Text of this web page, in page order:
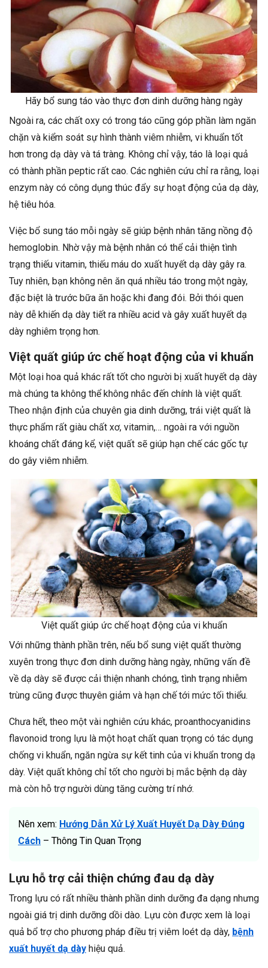
Hãy bổ sung táo vào thực đơn dinh dưỡng hàng ngày
Ngoài ra, các chất oxy có trong táo cũng góp phần làm ngăn
chặn và kiểm soát sự hình thành viêm nhiễm, vi khuẩn tốt
hơn trong dạ dày và tá tràng. Không chỉ vậy, táo là loại quả
có thành phần peptic rất cao. Các nghiên cứu chỉ ra rằng, loại
enzym này có công dụng thúc đẩy sự hoạt động của dạ dày,
hệ tiêu hóa.
Việc bổ sung táo mỗi ngày sẽ giúp bệnh nhân tăng nồng độ
hemoglobin. Nhờ vậy mà bệnh nhân có thể cải thiện tình
trạng thiếu vitamin, thiếu máu do xuất huyết dạ dày gây ra.
Tuy nhiên, bạn không nên ăn quá nhiều táo trong một ngày,
đặc biệt là trước bữa ăn hoặc khi đang đói. Bởi thói quen
này dễ khiến dạ dày tiết ra nhiều acid và gây xuất huyết dạ
dày nghiêm trọng hơn.
Việt quất giúp ức chế hoạt động của vi khuẩn
Một loại hoa quả khác rất tốt cho người bị xuất huyết dạ dày
mà chúng ta không thể không nhắc đến chính là việt quất.
Theo nhận định của chuyên gia dinh dưỡng, trái việt quất là
thực phẩm rất giàu chất xơ, vitamin,… ngoài ra với nguồn
khoáng chất đáng kể, việt quất sẽ giúp hạn chế các gốc tự
do gây viêm nhiễm.
Việt quất giúp ức chế hoạt động của vi khuẩn
Với những thành phần trên, nếu bổ sung việt quất thường
xuyên trong thực đơn dinh dưỡng hàng ngày, những vấn đề
về dạ dày sẽ được cải thiện nhanh chóng, tình trạng nhiễm
trùng cũng được thuyên giảm và hạn chế tới mức tối thiểu.
Chưa hết, theo một vài nghiên cứu khác, proanthocyanidins
flavonoid trong lựu là một hoạt chất quan trọng có tác dụng
chống vi khuẩn, ngăn ngừa sự kết tinh của vi khuẩn trong dạ
dày. Việt quất không chỉ tốt cho người bị mắc bệnh dạ dày
mà còn hỗ trợ người dùng tăng cường trí nhớ.
Nên xem: Hướng Dẫn Xử Lý Xuất Huyết Dạ Dày Đúng
Cách – Thông Tin Quan Trọng
Lựu hỗ trợ cải thiện chứng đau dạ dày
Trong lựu có rất nhiều thành phần dinh dưỡng đa dạng nhưng
ngoài giá trị dinh dưỡng dồi dào. Lựu còn được xem là loại
quả bổ trợ cho phương pháp điều trị viêm loét dạ dày, bệnh
xuất huyết dạ dày hiệu quả.